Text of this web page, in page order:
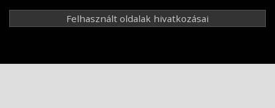
Felhasznált oldalak hivatkozásai